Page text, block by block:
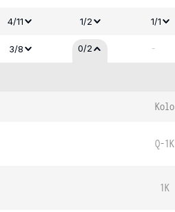
4/11 1/2 1/1
3/8 0/2 -
Kolo
Q-1K
1K